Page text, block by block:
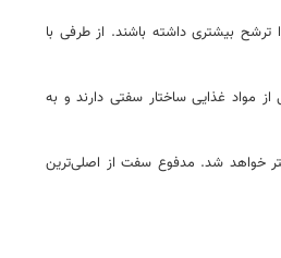
بیشتری داشته باشند. از طرفی با
مواد غذایی ساختار سفتی دارند و به
خواهد شد. مدفوع سفت از اصلی‌ترین